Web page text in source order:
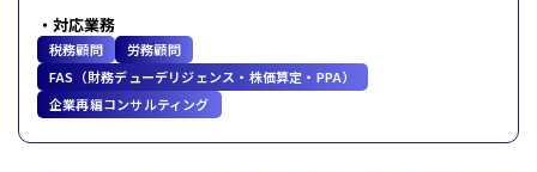
対応業務
税務顧問
労務顧問
FAS（財務デューデリジェンス・株価算定・PPA）
企業再編コンサルティング